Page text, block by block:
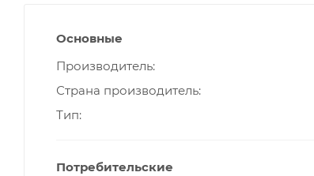
Основные
Производитель
Страна производитель
Тип
Потребительские